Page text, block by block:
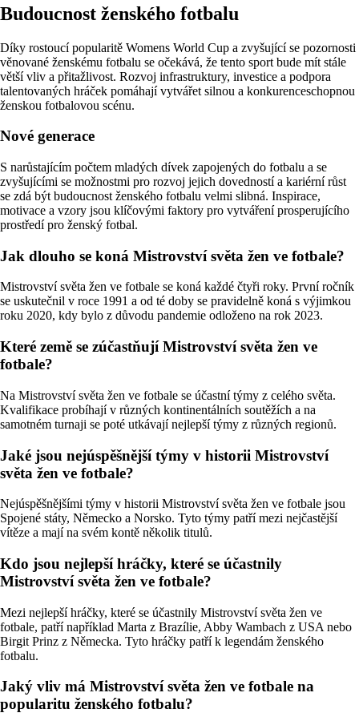
Budoucnost ženského fotbalu
Díky rostoucí popularitě Womens World Cup a zvyšující se pozornosti
věnované ženskému fotbalu se očekává, že tento sport bude mít stále
větší vliv a přitažlivost. Rozvoj infrastruktury, investice a podpora
talentovaných hráček pomáhají vytvářet silnou a konkurenceschopnou
ženskou fotbalovou scénu.
Nové generace
S narůstajícím počtem mladých dívek zapojených do fotbalu a se
zvyšujícími se možnostmi pro rozvoj jejich dovedností a kariérní růst
se zdá být budoucnost ženského fotbalu velmi slibná. Inspirace,
motivace a vzory jsou klíčovými faktory pro vytváření prosperujícího
prostředí pro ženský fotbal.
Jak dlouho se koná Mistrovství světa žen ve fotbale?
Mistrovství světa žen ve fotbale se koná každé čtyři roky. První ročník
se uskutečnil v roce 1991 a od té doby se pravidelně koná s výjimkou
roku 2020, kdy bylo z důvodu pandemie odloženo na rok 2023.
Které země se zúčastňují Mistrovství světa žen ve
fotbale?
Na Mistrovství světa žen ve fotbale se účastní týmy z celého světa.
Kvalifikace probíhají v různých kontinentálních soutěžích a na
samotném turnaji se poté utkávají nejlepší týmy z různých regionů.
Jaké jsou nejúspěšnější týmy v historii Mistrovství
světa žen ve fotbale?
Nejúspěšnějšími týmy v historii Mistrovství světa žen ve fotbale jsou
Spojené státy, Německo a Norsko. Tyto týmy patří mezi nejčastější
vítěze a mají na svém kontě několik titulů.
Kdo jsou nejlepší hráčky, které se účastnily
Mistrovství světa žen ve fotbale?
Mezi nejlepší hráčky, které se účastnily Mistrovství světa žen ve
fotbale, patří například Marta z Brazílie, Abby Wambach z USA nebo
Birgit Prinz z Německa. Tyto hráčky patří k legendám ženského
fotbalu.
Jaký vliv má Mistrovství světa žen ve fotbale na
popularitu ženského fotbalu?